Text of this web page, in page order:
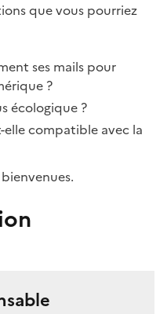
que vous pourriez
ses mails pour
?
écologique ?
elle compatible avec la